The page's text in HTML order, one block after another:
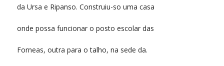
da Ursa e Ripanso. Construiu-so uma casa
onde possa funcionar o posto escolar das
Forneas, outra para o talho, na sede da.